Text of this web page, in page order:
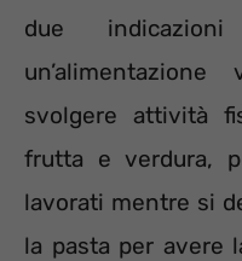
due
svolgere attività
frutta e verdura,
lavorati mentre si
la pasta per avere